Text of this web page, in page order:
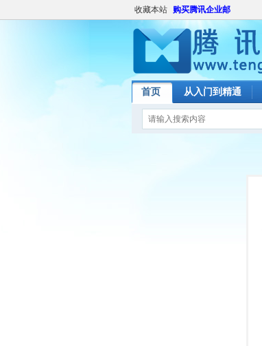
收藏本站 购买腾讯企业邮
首页 从入门到精通